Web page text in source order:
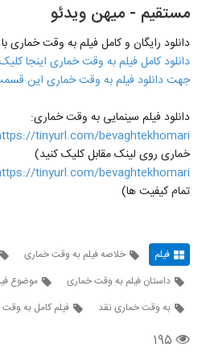
مستقیم - میهن ویدئو
دانلود رایگان و کامل فیلم به وقت خماری
دانلود کامل فیلم به وقت خماری اینجا
جهت دانلود فیلم به وقت خماری این
دانلود فیلم سینمایی به وقت خماری:
tinyurl.com/bevaghtekhomari
خماری روی لینک مقابل کلیک کنید)
tinyurl.com/bevaghtekhomari
تمام کیفیت ها)
فیلم خلاصه فیلم به وقت خماری
داستان فیلم به وقت خماری
موضوع
به وقت خماری نقد
فیلم کامل به
۱۹۵